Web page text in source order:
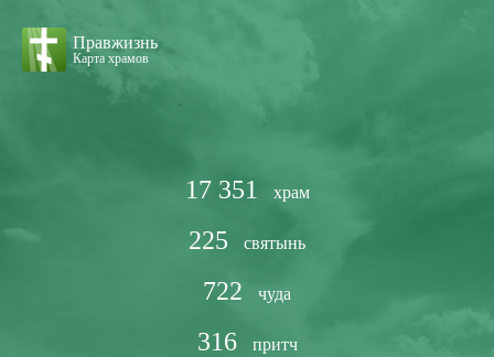
Правжизнь
Карта храмов
17 351 храм
225 святынь
722 чуда
316 притч